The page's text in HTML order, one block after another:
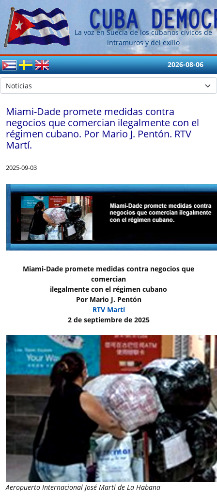
La voz en Suecia de los cubanos cívicos de
intramuros y del exílio
2026-08-06
Miami-Dade promete medidas contra
negocios que comercian ilegalmente con el
régimen cubano. Por Mario J. Pentón. RTV
Martí.
2025-09-03
Miami-Dade promete medidas contra negocios que
comercian
ilegalmente con el régimen cubano
Por Mario J. Pentón
RTV Martí
2 de septiembre de 2025
Aeropuerto Internacional José Martí de La Habana